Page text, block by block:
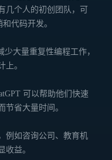
几个人的初创团队，可
代码开发。
大量重复性编程工作，
上。
可以帮助他们快速
节省大量时间。
例如咨询公司、教育机
收益。